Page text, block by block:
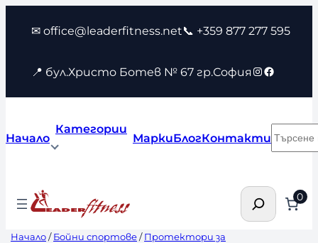
съдържанието
✉ office@leaderfitness.net📞 +359 877 277 595
📍 бул.Христо Ботев № 67 гр.София Instagram
Facebook
Начало
Категории
МаркиБлогКонтакти
Търсене 0
Начало/Бойни спортове/Протектори за